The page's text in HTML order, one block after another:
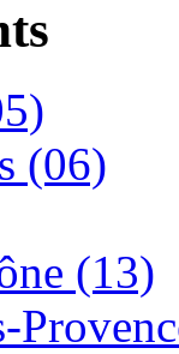
(06)
(13)